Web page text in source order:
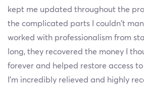
kept me updated throughout the
the complicated parts I couldn’t
worked with professionalism from
long, they recovered the money I
forever and helped restore access
I’m incredibly relieved and highly